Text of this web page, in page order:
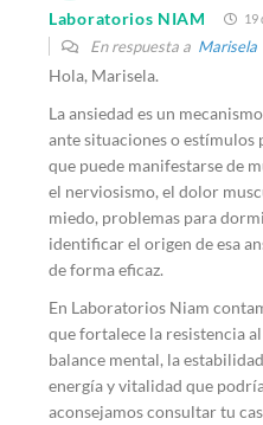
Laboratorios NIAM 19
En respuesta a Marisela
Hola, Marisela.
La ansiedad es un
ante situaciones o estímulos
que puede manifestarse de
el nerviosismo, el dolor
miedo, problemas para
identificar el origen de esa
de forma eficaz.
En Laboratorios Niam
que fortalece la resistencia
balance mental, la
energía y vitalidad que
aconsejamos consultar tu